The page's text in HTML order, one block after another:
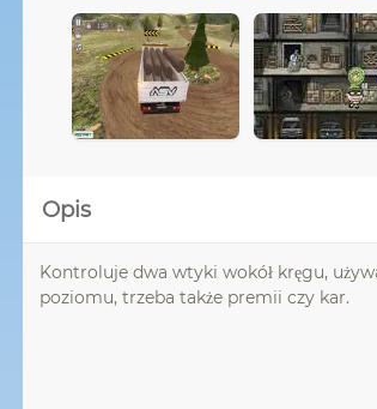
Opis
Kontroluje dwa wtyki wokół kręgu,
poziomu, trzeba także premii czy kar.